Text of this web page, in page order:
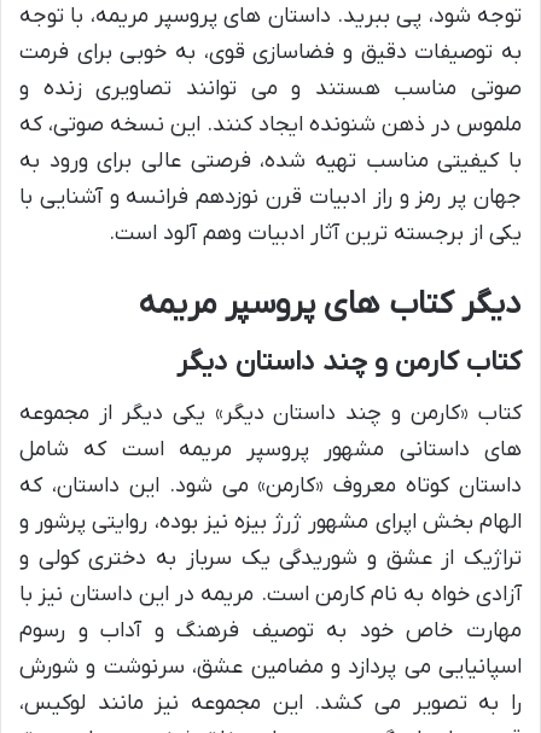
توجه شود، پی ببرید. داستان های پروسپر مریمه، با توجه
به توصیفات دقیق و فضاسازی قوی، به خوبی برای فرمت
صوتی مناسب هستند و می توانند تصاویری زنده و
ملموس در ذهن شنونده ایجاد کنند. این نسخه صوتی، که
با کیفیتی مناسب تهیه شده، فرصتی عالی برای ورود به
جهان پر رمز و راز ادبیات قرن نوزدهم فرانسه و آشنایی با
یکی از برجسته ترین آثار ادبیات وهم آلود است.
دیگر کتاب های پروسپر مریمه
کتاب کارمن و چند داستان دیگر
کتاب «کارمن و چند داستان دیگر» یکی دیگر از مجموعه
های داستانی مشهور پروسپر مریمه است که شامل
داستان کوتاه معروف «کارمن» می شود. این داستان، که
الهام بخش اپرای مشهور ژرژ بیزه نیز بوده، روایتی پرشور و
تراژیک از عشق و شوریدگی یک سرباز به دختری کولی و
آزادی خواه به نام کارمن است. مریمه در این داستان نیز با
مهارت خاص خود به توصیف فرهنگ و آداب و رسوم
اسپانیایی می پردازد و مضامین عشق، سرنوشت و شورش
را به تصویر می کشد. این مجموعه نیز مانند لوکیس،